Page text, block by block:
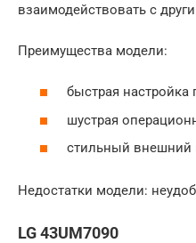
взаимодействовать с
Преимущества модели:
быстрая
шустрая
стильный внешний
Недостатки модели:
LG 43UM7090